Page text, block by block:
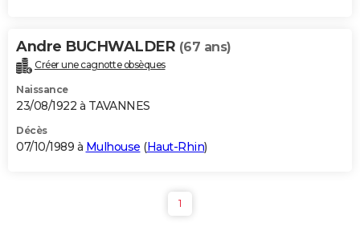
Andre BUCHWALDER (67 ans)
Créer une cagnotte obsèques
Naissance
23/08/1922 à TAVANNES
Décès
07/10/1989 à Mulhouse (Haut-Rhin)
1